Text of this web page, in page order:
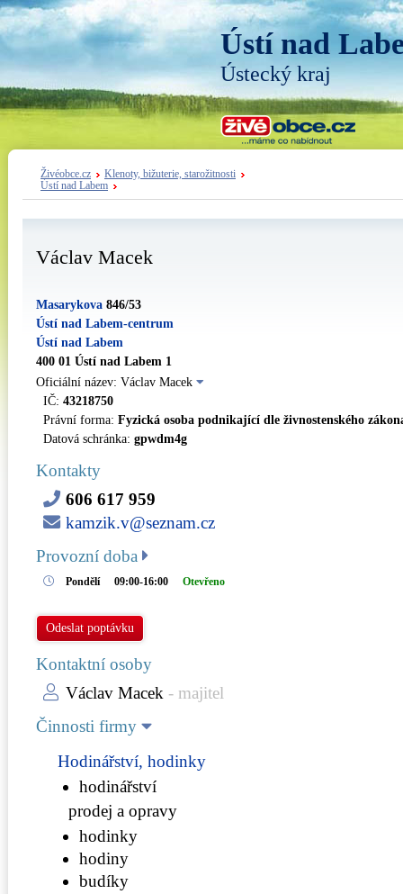
Ústí nad
Ústecký kraj
Živéobce.cz
Klenoty, bižuterie, starožitnosti
Ústí nad Labem
Václav Macek
Masarykova 846/53
Ústí nad Labem-centrum
Ústí nad Labem
400 01 Ústí nad Labem 1
Oficiální název: Václav Macek
IČ: 43218750
Právní forma: Fyzická osoba podnikající dle živnostenského
Datová schránka: gpwdm4g
Kontakty
606 617 959
kamzik.v@seznam.cz
Provozní doba
Pondělí 09:00-16:00 Otevřeno
Odeslat poptávku
Kontaktní osoby
Václav Macek - majitel
Činnosti firmy
Hodinářství, hodinky
hodinářství
prodej a opravy
hodinky
hodiny
budíky